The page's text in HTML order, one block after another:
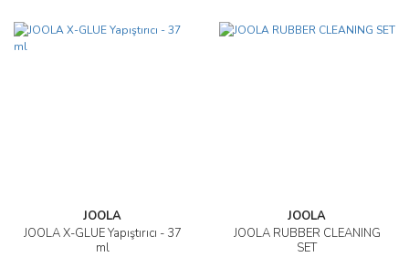
JOOLA
JOOLA X-GLUE Yapıştırıcı - 37
ml
JOOLA
JOOLA RUBBER CLEANING
SET